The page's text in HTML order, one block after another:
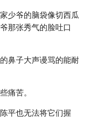
少爷的脑袋像切西瓜
那张秀气的脸吐口
鼻子大声谩骂的能耐
痛苦。
平也无法将它们握